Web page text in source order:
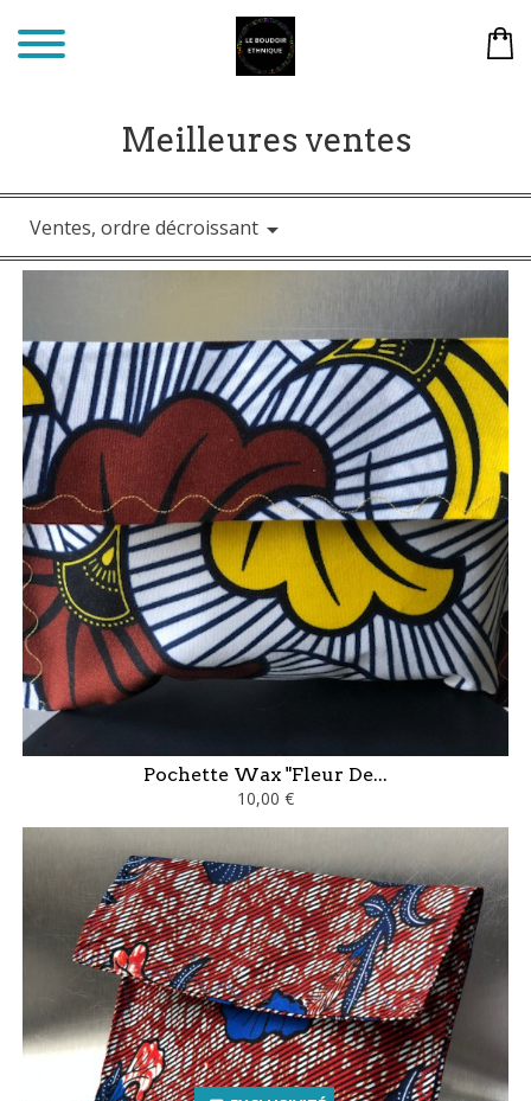
Meilleures ventes
Ventes, ordre décroissant 
Pochette Wax "Fleur De...
10,00 €